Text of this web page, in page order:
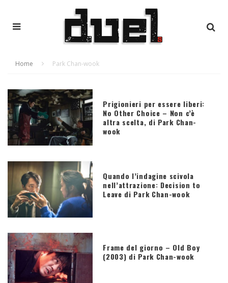
Home Park Chan-wook
Prigionieri per essere liberi:
No Other Choice – Non c’è
altra scelta, di Park Chan-
wook
Quando l’indagine scivola
nell’attrazione: Decision to
Leave di Park Chan-wook
Frame del giorno – Old Boy
(2003) di Park Chan-wook